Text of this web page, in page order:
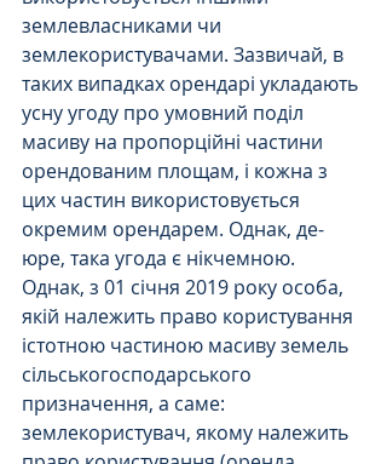
землевласниками чи
землекористувачами. Зазвичай, в
таких випадках орендарі укладають
усну угоду про умовний поділ
масиву на пропорційні частини
орендованим площам, і кожна з
цих частин використовується
окремим орендарем. Однак, де-
юре, така угода є нікчемною.
Однак, з 01 січня 2019 року особа,
якій належить право користування
істотною частиною масиву земель
сільськогосподарського
призначення, а саме:
землекористувач, якому належить